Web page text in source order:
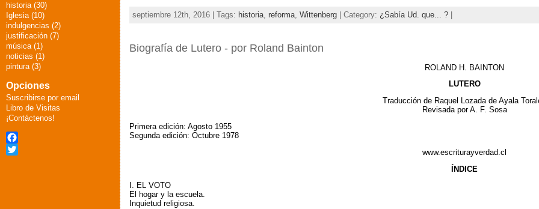
historia (30)
Iglesia (10)
indulgencias (2)
justificación (7)
música (1)
noticias (1)
pintura (3)
Opciones
Suscribirse por email
Libro de Visitas
¡Contáctenos!
Facebook
septiembre 12th, 2016 | Tags: historia reforma Wittenberg | Category: ¿Sabía Ud. que... ?
Biografía de Lutero - por Roland Bainton
ROLAND H. BAINTON
LUTERO
Traducción de Raquel Lozada de Ayala
Revisada por A. F. Sosa
Primera edición: Agosto 1955
Segunda edición: Octubre 1978
www.escriturayverdad.cl
ÍNDICE
I. EL VOTO
El hogar y la escuela.
Inquietud religiosa.